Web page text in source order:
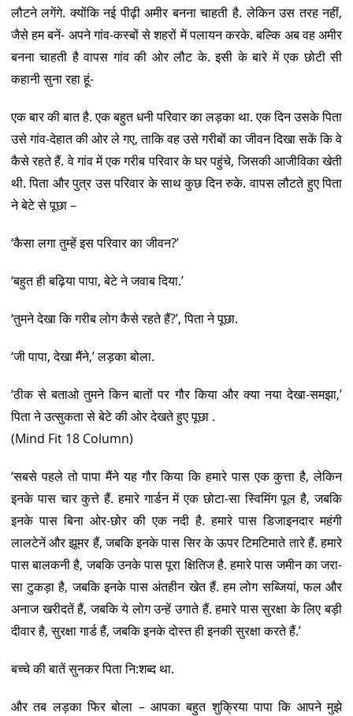
लौटने लगेंगे. क्योंकि नई पीढ़ी अमीर बनना चाहती है. लेकिन उस तरह नहीं,
जैसे हम बनें- अपने गांव-कस्बों से शहरों में पलायन करके. बल्कि अब वह अमीर
बनना चाहती है वापस गांव की ओर लौट के. इसी के बारे में एक छोटी सी
कहानी सुना रहा हूं-
एक बार की बात है. एक बहुत धनी परिवार का लड़का था. एक दिन उसके पिता
उसे गांव-देहात की ओर ले गए, ताकि वह उसे गरीबों का जीवन दिखा सकें कि वे
कैसे रहते हैं. वे गांव में एक गरीब परिवार के घर पहुंचे, जिसकी आजीविका खेती
थी. पिता और पुत्र उस परिवार के साथ कुछ दिन रुके. वापस लौटते हुए पिता
ने बेटे से पूछा –
‘कैसा लगा तुम्हें इस परिवार का जीवन?’
‘बहुत ही बढ़िया पापा, बेटे ने जवाब दिया.’
‘तुमने देखा कि गरीब लोग कैसे रहते हैं?’, पिता ने पूछा.
‘जी पापा, देखा मैंने,’ लड़का बोला.
‘ठीक से बताओ तुमने किन बातों पर गौर किया और क्या नया देखा-समझा,’
पिता ने उत्सुकता से बेटे की ओर देखते हुए पूछा .
(Mind Fit 18 Column)
‘सबसे पहले तो पापा मैंने यह गौर किया कि हमारे पास एक कुत्ता है, लेकिन
इनके पास चार कुत्ते हैं. हमारे गार्डन में एक छोटा-सा स्विमिंग पूल है, जबकि
इनके पास बिना ओर-छोर की एक नदी है. हमारे पास डिजाइनदार महंगी
लालटेनें और झूमर हैं, जबकि इनके पास सिर के ऊपर टिमटिमाते तारे हैं. हमारे
पास बालकनी है, जबकि उनके पास पूरा क्षितिज है. हमारे पास जमीन का जरा-
सा टुकड़ा है, जबकि इनके पास अंतहीन खेत हैं. हम लोग सब्जियां, फल और
अनाज खरीदतें हैं, जबकि ये लोग उन्हें उगाते हैं. हमारे पास सुरक्षा के लिए बड़ी
दीवार है, सुरक्षा गार्ड हैं, जबकि इनके दोस्त ही इनकी सुरक्षा करते हैं.’
बच्चे की बातें सुनकर पिता नि:शब्द था.
और तब लड़का फिर बोला – आपका बहुत शुक्रिया पापा कि आपने मुझे